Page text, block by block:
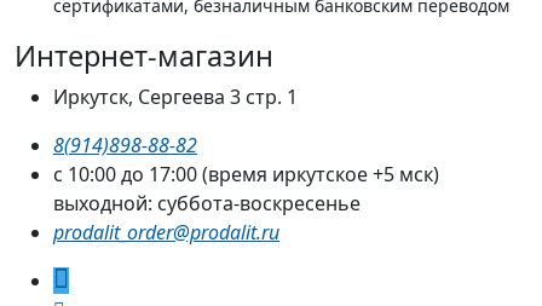
сертификатами, безналичным банковским переводом
Интернет-магазин
Иркутск, Сергеева 3 стр. 1
8(914)898-88-82
с 10:00 до 17:00 (время иркутское +5 мск)
выходной: суббота-воскресенье
prodalit_order@prodalit.ru